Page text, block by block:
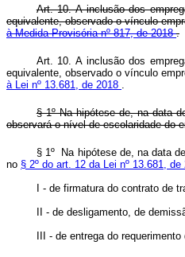
Art. 10. A inclusão dos
equivalente, observado o vínculo
à Medida Provisória nº 817, de 2018.
Art. 10. A inclusão dos
equivalente, observado o vínculo
à Lei nº 13.681, de 2018 .
§ 1º Na hipótese de, na data
observará o nível de escolaridade do
§ 1º Na hipótese de, na data
no § 2º do art. 12 da Lei nº 13.681, de
I - de firmatura do contrato
II - de desligamento, de
III - de entrega do